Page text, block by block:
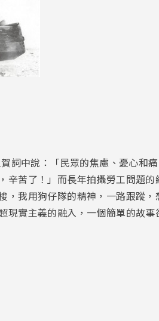
詞中說：「民眾的焦慮、憂心和
辛苦了！」而長年拍攝勞工問題
，我用狗仔隊的精神，一路跟蹤
現實主義的融入，一個簡單的故